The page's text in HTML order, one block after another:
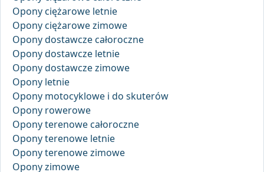
Opony ciężarowe letnie
Opony ciężarowe zimowe
Opony dostawcze całoroczne
Opony dostawcze letnie
Opony dostawcze zimowe
Opony letnie
Opony motocyklowe i do skuterów
Opony rowerowe
Opony terenowe całoroczne
Opony terenowe letnie
Opony terenowe zimowe
Opony zimowe